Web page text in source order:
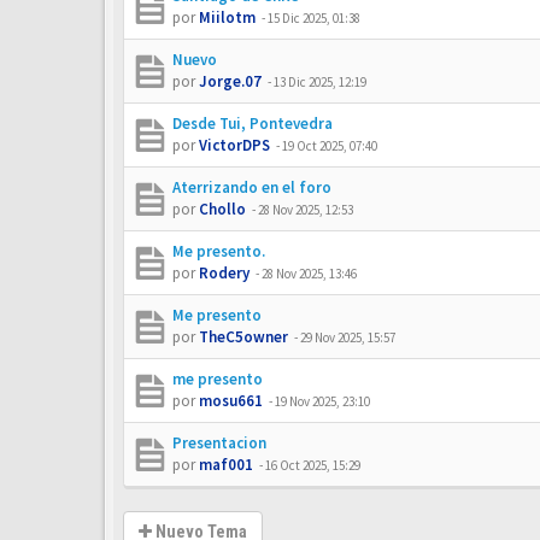
porMiilotm -15 Dic 2025, 01:38
Nuevo
porJorge.07 -13 Dic 2025, 12:19
Desde Tui, Pontevedra
porVictorDPS -19 Oct 2025, 07:40
Aterrizando en el foro
porChollo -28 Nov 2025, 12:53
Me presento.
porRodery -28 Nov 2025, 13:46
Me presento
porTheC5owner -29 Nov 2025, 15:57
me presento
pormosu661 -19 Nov 2025, 23:10
Presentacion
pormaf001 -16 Oct 2025, 15:29
Nuevo Tema